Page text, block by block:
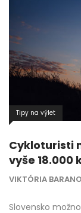
Tipy na výlet
Cykloturisti
vyše
VIKTÓRIA
Slovensko